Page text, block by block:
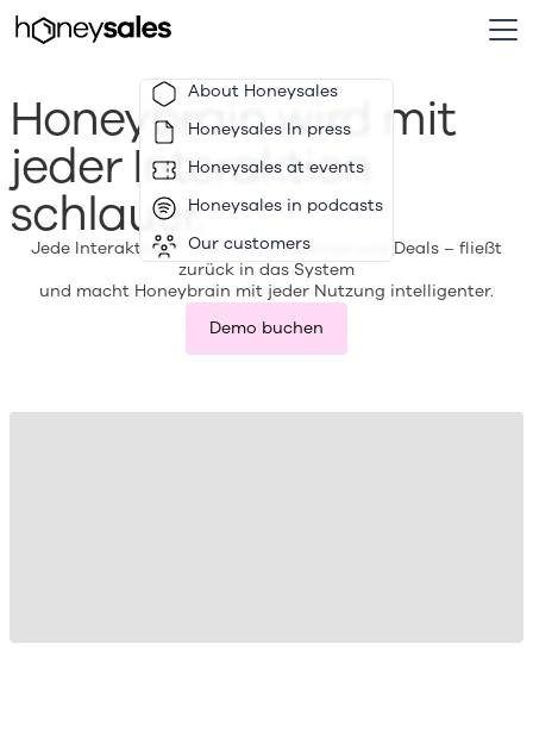
About Honeysales
Honeysales In press
Honeysales at events
Honeysales in podcasts
Our customers
Honeybrain wird mit
jeder Interaktion
schlauer.
Jede Interaktion – Feedback, Meetings und Deals – fließt
zurück in das System
und macht Honeybrain mit jeder Nutzung intelligenter.
Demo buchen